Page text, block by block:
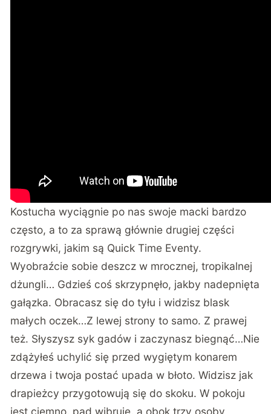
Kostucha wyciągnie po nas swoje macki bardzo
często, a to za sprawą głównie drugiej części
rozgrywki, jakim są Quick Time Eventy.
Wyobraźcie sobie deszcz w mrocznej, tropikalnej
dżungli… Gdzieś coś skrzypnęło, jakby nadepnięta
gałązka. Obracasz się do tyłu i widzisz blask
małych oczek…Z lewej strony to samo. Z prawej
też. Słyszysz syk gadów i zaczynasz biegnąć…Nie
zdążyłeś uchylić się przed wygiętym konarem
drzewa i twoja postać upada w błoto. Widzisz jak
drapieżcy przygotowują się do skoku. W pokoju
jest ciemno, pad wibruje, a obok trzy osoby